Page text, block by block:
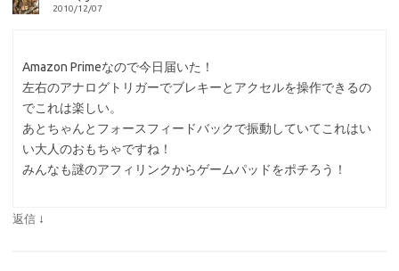
2010/12/07
Amazon Primeなので今日届いた！
左右のアナログトリガーでブレキーとアクセルを操作できるの
でこれは楽しい。
あとちゃんとフォースフィードバックで振動していてこれはい
い大人のおもちゃですね！
みんなも謎のアフィリンクからゲームパッドをポチろう！
返信 ↓